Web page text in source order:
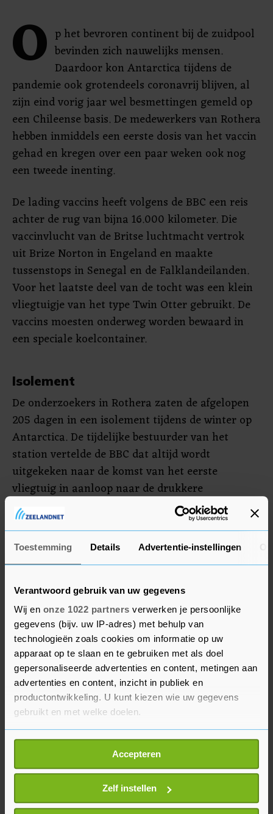
Toestemming Details Advertentie-instellingen
Verantwoord gebruik van uw gegevens
Wij en onze 1022 partners verwerken je persoonlijke
gegevens (bijv. uw IP-adres) met behulp van
technologieën zoals cookies om informatie op uw
apparaat op te slaan en te gebruiken met als doel
gepersonaliseerde advertenties en content, metingen aan
advertenties en content, inzicht in publiek en
productontwikkeling. U kunt kiezen wie uw gegevens
gebruikt en met welke doelen.
Als u het toestaat, willen we ook graag:
Informatie verzamelen over uw geografische
locatie, die tot een paar meter nauwkeurig kan zijn
Uw apparaat identificeren door het actief te
scannen op specifieke eigenschappen (fingerprinting)
Accepteren
Zelf instellen
O p het bevroren continent bij de zuidpool
bevinden zich nauwelijks mensen.
Daardoor kon Antarctica tijdens de
pandemie ook grotendeels coronavrij blijven, al
zijn eind vorig jaar wel besmettingen gemeld op
een Chileense basis. De medewerkers van Rothera
hebben inmiddels een eerste dosis van het vaccin
gehad en kregen over een paar weken ook nog
een tweede inenting.
De lading vaccins heeft volgens de BBC een reis
achter de rug van bijna 16.000 kilometer. Die
vaccinvlucht van de Britse luchtmacht vertrok
uit Brize Norton in Engeland en maakte
tussenstops in Senegal en de Falklandeilanden.
Voor het laatste deel van de tocht was een klein
vliegtuigje van het type Twin Otter gebruikt. De
vaccins moesten onderweg worden bewaard in
een speciale koelcontainer.
Isolement
De onderzoekers in Rothera zaten de afgelopen
205 dagen in een isolement tijdens de winter op
Antarctica. De tijdelijke bestuurder van het
station vertelde de BBC dat altijd wordt
uitgekeken naar de komst van het eerste
vliegtuig in aanloop naar de drukkere
zomermaanden op het continent. Onderzoekers
krijgen dan voor het eerst in tijden weer post en
vers fruit. Dat nu ook coronavaccins zijn
afgeleverd, maakt de ervaring volgens hem extra
De Britten hebben al eerder ladingen vaccins
naar afgelegen plaatsen gestuurd. Het Britse
ministerie van Buitenlandse Zaken heeft daar
volgens de omroep de organisatie Crown Agents
voor ingeschakeld. Topman Fergus Drake
vertelde dat soms vier of vijf verschillende
vervoersmiddelen worden gebruikt om vaccins
naar hun bestemming te brengen. Zo moest een
speciale boot worden ingezet om 47 mensen te
vaccineren op de Pitcairneilanden.